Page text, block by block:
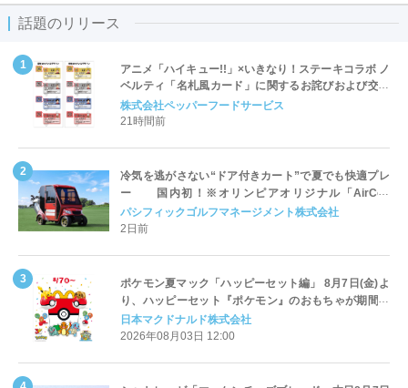
話題のリリース
アニメ「ハイキュー!!」×いきなり！ステーキコラボ ノ
ベルティ「名札風カード」に関するお詫びおよび交換
対応についてのご案内
株式会社ペッパーフードサービス
21時間前
冷気を逃がさない“ドア付きカート”で夏でも快適プレ
ー 国内初！※オリンピアオリジナル「AirCon
Cart（エアコンカート）」導入 | ＰＧＭ
パシフィックゴルフマネージメント株式会社
2日前
ポケモン夏マック「ハッピーセット編」 8月7日(金)よ
り、ハッピーセット『ポケモン』のおもちゃが期間限
定登場
日本マクドナルド株式会社
2026年08月03日 12:00